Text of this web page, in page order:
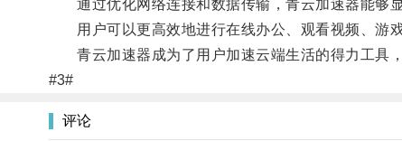
通过优化网络连接和数据传输，青云加速器能够显
用户可以更高效地进行在线办公、观看视频、游戏
青云加速器成为了用户加速云端生活的得力工具，
#3#
评论